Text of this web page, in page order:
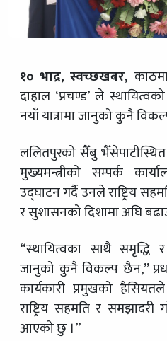
१० भाद्र, स्वच्छखबर,
दाहाल ‘प्रचण्ड’ ले
नयाँ यात्रामा जानुको कुनै
ललितपुरको सैँबु भैँसेपाटीस्थित
मुख्यमन्त्रीको सम्पर्क
उद्घाटन गर्दै उनले राष्ट्रिय
र सुशासनको दिशामा अघि
“स्थायित्वका साथै समृद्धि
जानुको कुनै विकल्प छैन,”
कार्यकारी प्रमुखको
राष्ट्रिय सहमति र समझादरी
आएको छु ।”